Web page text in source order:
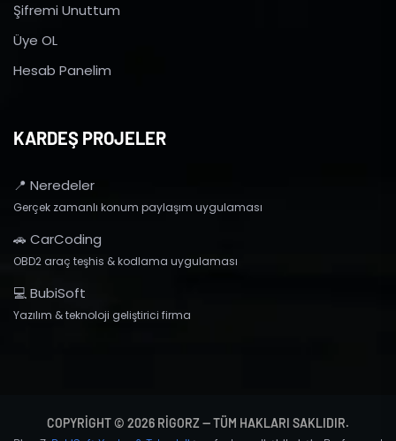
Şifremi Unuttum
Üye OL
Hesab Panelim
KARDEŞ PROJELER
📍 Neredeler
Gerçek zamanlı konum paylaşım uygulaması
🚗 CarCoding
OBD2 araç teşhis & kodlama uygulaması
💻 BubiSoft
Yazılım & teknoloji geliştirici firma
COPYRIGHT © 2026 RIGORZ — TÜM HAKLARI SAKLIDIR.